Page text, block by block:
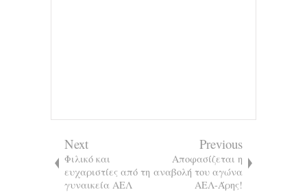
Next
Φιλικό και
ευχαριστίες από τη
γυναικεία ΑΕΛ
Previous
Αποφασίζεται η
αναβολή του αγώνα
ΑΕΛ-Άρης!